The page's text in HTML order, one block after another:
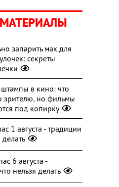
запарить мак для
секреты
в кино: что
зрителю, но фильмы
под копирку
1 августа - традиции
делать
6 августа -
нельзя делать